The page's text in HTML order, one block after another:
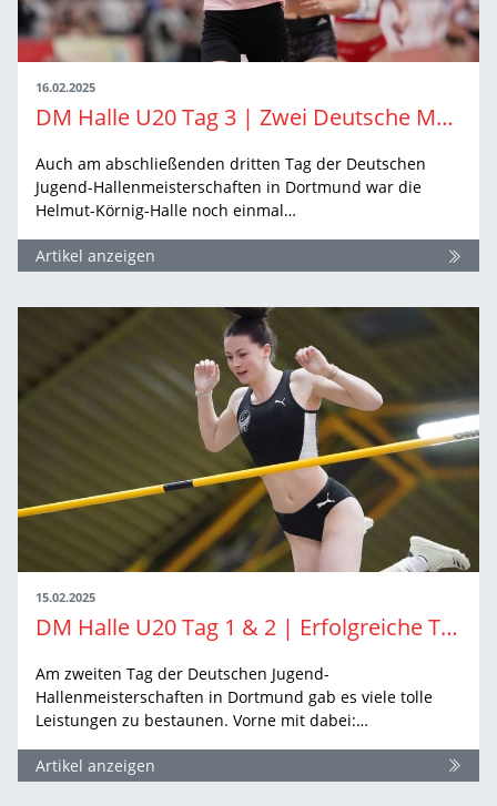
16.02.2025
DM Halle U20 Tag 3 | Zwei Deutsche Meistertitel und Spannung auf der Rundbahn
Auch am abschließenden dritten Tag der Deutschen
Jugend-Hallenmeisterschaften in Dortmund war die
Helmut-Körnig-Halle noch einmal…
Artikel anzeigen
15.02.2025
DM Halle U20 Tag 1 & 2 | Erfolgreiche Titelverteidigung und jede Menge PBs
Am zweiten Tag der Deutschen Jugend-
Hallenmeisterschaften in Dortmund gab es viele tolle
Leistungen zu bestaunen. Vorne mit dabei:…
Artikel anzeigen